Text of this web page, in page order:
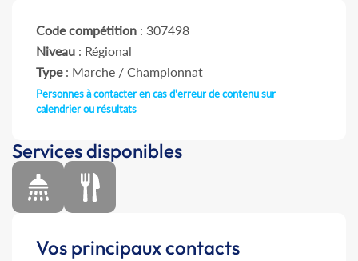
Code compétition : 307498
Niveau : Régional
Type: Marche / Championnat
Personnes à contacter en cas d'erreur de contenu sur
calendrier ou résultats
Services disponibles
Vos principaux contacts